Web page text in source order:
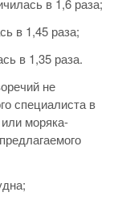
в 1,6 раза;
в 1,45 раза;
в 1,35 раза.
не
специалиста в
моряка-